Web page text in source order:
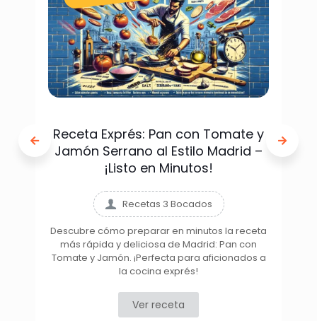
Receta Exprés: Pan con Tomate y
Jamón Serrano al Estilo Madrid –
¡Listo en Minutos!
Recetas 3 Bocados
Descubre cómo preparar en minutos la receta
más rápida y deliciosa de Madrid: Pan con
Tomate y Jamón. ¡Perfecta para aficionados a
la cocina exprés!
Ver receta